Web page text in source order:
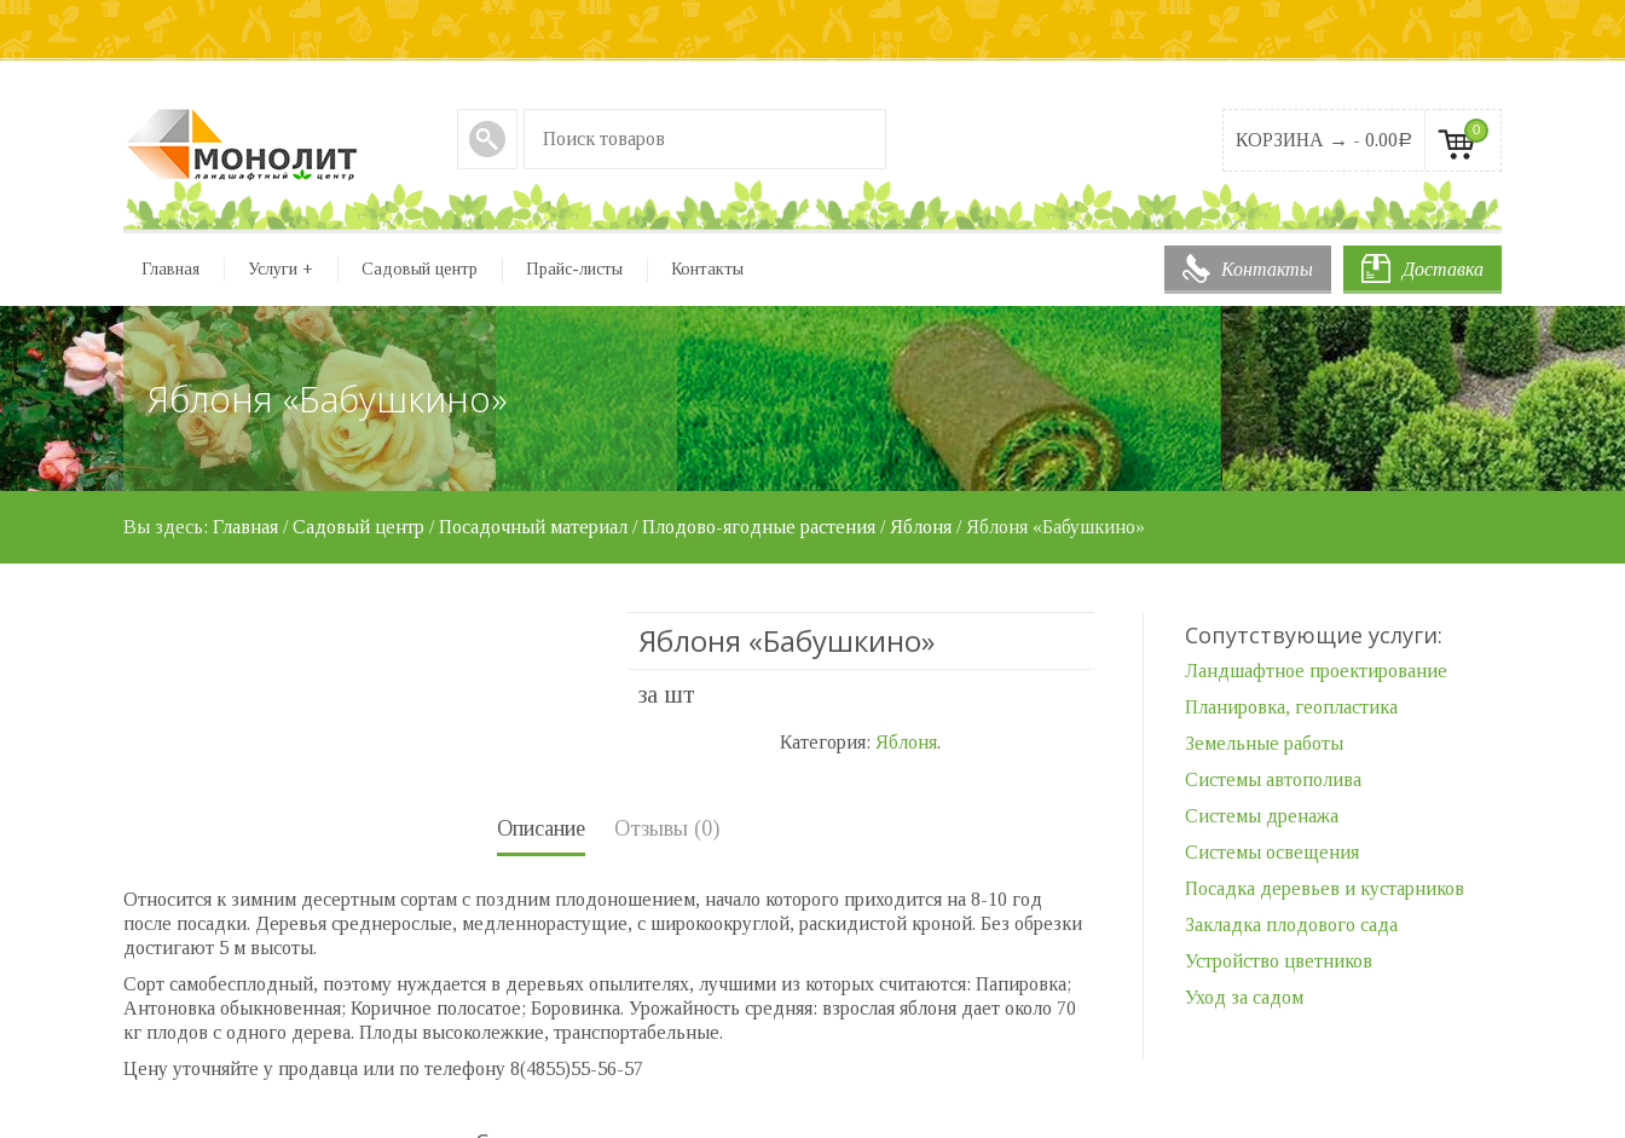
КОРЗИНА → - 0.00Р
0
Доставка
Контакты
Главная Услуги + Садовый центр Прайс-листы Контакты
Яблоня «Бабушкино»
Вы здесь: Главная /Садовый центр /Посадочный материал /Плодово-ягодные растения / Яблоня / Яблоня «Бабушкино»
Яблоня «Бабушкино»
за шт
Категория: Яблоня.
Описание Отзывы (0)
Относится к зимним десертным сортам с поздним плодоношением, начало которого приходится на 8-10 год
после посадки. Деревья среднерослые, медленнорастущие, с широкоокруглой, раскидистой кроной. Без обрезки
достигают 5 м высоты.
Сорт самобесплодный, поэтому нуждается в деревьях опылителях, лучшими из которых считаются: Папировка;
Антоновка обыкновенная; Коричное полосатое; Боровинка. Урожайность средняя: взрослая яблоня дает около 70
кг плодов с одного дерева. Плоды высоколежкие, транспортабельные.
Цену уточняйте у продавца или по телефону 8(4855)55-56-57
Сопутствующие услуги:
Ландшафтное проектирование
Планировка, геопластика
Земельные работы
Системы автополива
Системы дренажа
Системы освещения
Посадка деревьев и кустарников
Закладка плодового сада
Устройство цветников
Уход за садом